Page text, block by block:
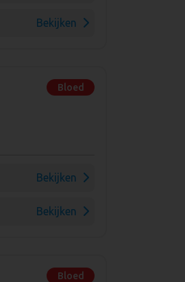
Bekijken
Bloed
Bekijken
Bekijken
Bloed